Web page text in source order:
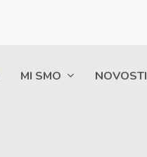
MI SMO NOVOSTI